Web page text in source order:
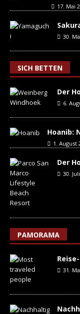
17. Mai
30.
SICH BETTEN
Der
6.
Hoanib:
1. August
Der
30.
PAMORAMA
31.